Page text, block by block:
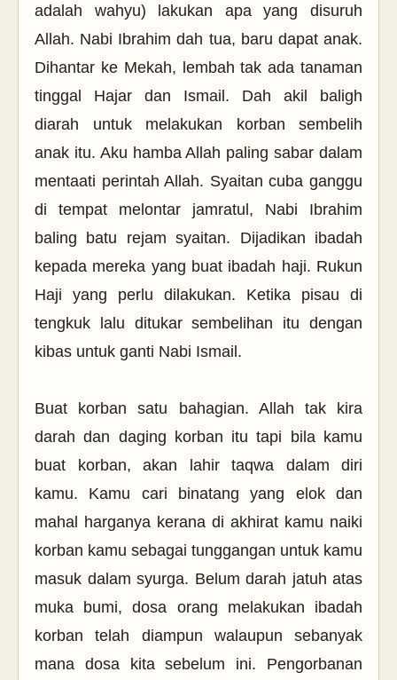
adalah wahyu) lakukan apa yang disuruh
Allah. Nabi Ibrahim dah tua, baru dapat anak.
Dihantar ke Mekah, lembah tak ada tanaman
tinggal Hajar dan Ismail. Dah akil baligh
diarah untuk melakukan korban sembelih
anak itu. Aku hamba Allah paling sabar dalam
mentaati perintah Allah. Syaitan cuba ganggu
di tempat melontar jamratul, Nabi Ibrahim
baling batu rejam syaitan. Dijadikan ibadah
kepada mereka yang buat ibadah haji. Rukun
Haji yang perlu dilakukan. Ketika pisau di
tengkuk lalu ditukar sembelihan itu dengan
kibas untuk ganti Nabi Ismail.
Buat korban satu bahagian. Allah tak kira
darah dan daging korban itu tapi bila kamu
buat korban, akan lahir taqwa dalam diri
kamu. Kamu cari binatang yang elok dan
mahal harganya kerana di akhirat kamu naiki
korban kamu sebagai tunggangan untuk kamu
masuk dalam syurga. Belum darah jatuh atas
muka bumi, dosa orang melakukan ibadah
korban telah diampun walaupun sebanyak
mana dosa kita sebelum ini. Pengorbanan